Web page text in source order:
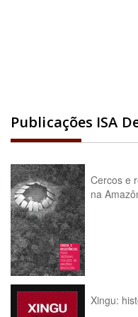
Publicações ISA
Cercos e
na
Xingu: